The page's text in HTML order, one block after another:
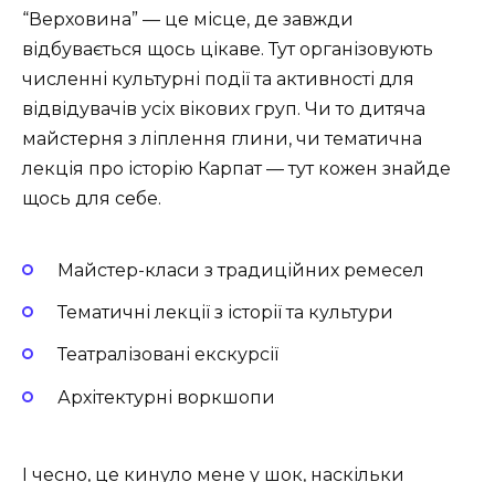
“Верховина” — це місце, де завжди
відбувається щось цікаве. Тут організовують
численні культурні події та активності для
відвідувачів усіх вікових груп. Чи то дитяча
майстерня з ліплення глини, чи тематична
лекція про історію Карпат — тут кожен знайде
щось для себе.
Майстер-класи з традиційних ремесел
Тематичні лекції з історії та культури
Театралізовані екскурсії
Архітектурні воркшопи
І чесно, це кинуло мене у шок, наскільки